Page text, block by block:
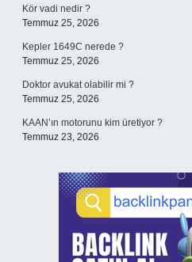
Kör vadi nedir ?
Temmuz 25, 2026
Kepler 1649C nerede ?
Temmuz 25, 2026
Doktor avukat olabilir mi ?
Temmuz 25, 2026
KAAN’ın motorunu kim üretiyor ?
Temmuz 23, 2026